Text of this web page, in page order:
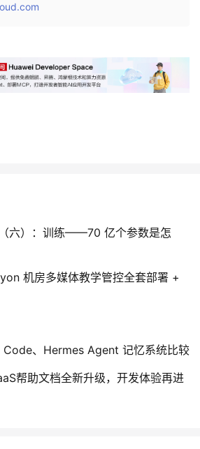
六）：训练——70 亿个参数是怎
机房多媒体教学管控全套部署 +
、Hermes Agent 记忆系统比较
帮助文档全新升级，开发体验再进